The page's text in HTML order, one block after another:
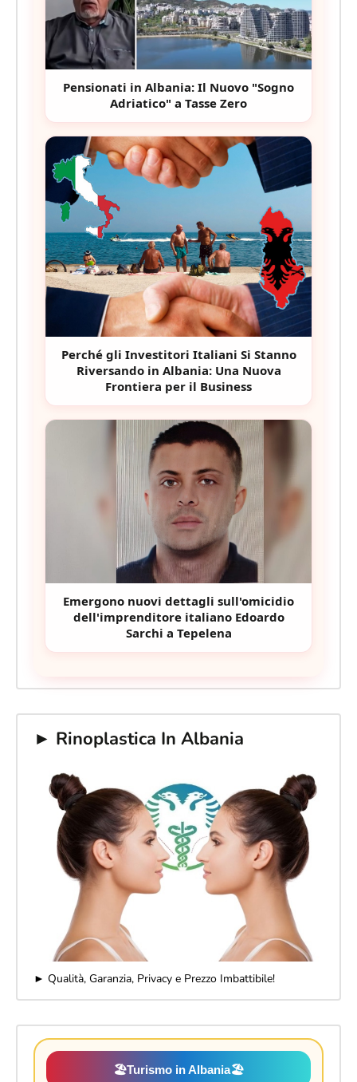
Pensionati in Albania: Il Nuovo "Sogno
Adriatico" a Tasse Zero
Perché gli Investitori Italiani Si Stanno
Riversando in Albania: Una Nuova
Frontiera per il Business
Emergono nuovi dettagli sull'omicidio
dell'imprenditore italiano Edoardo
Sarchi a Tepelena
► Rinoplastica In Albania
► Qualità, Garanzia, Privacy e Prezzo Imbattibile!
🏖️Turismo in Albania🏖️